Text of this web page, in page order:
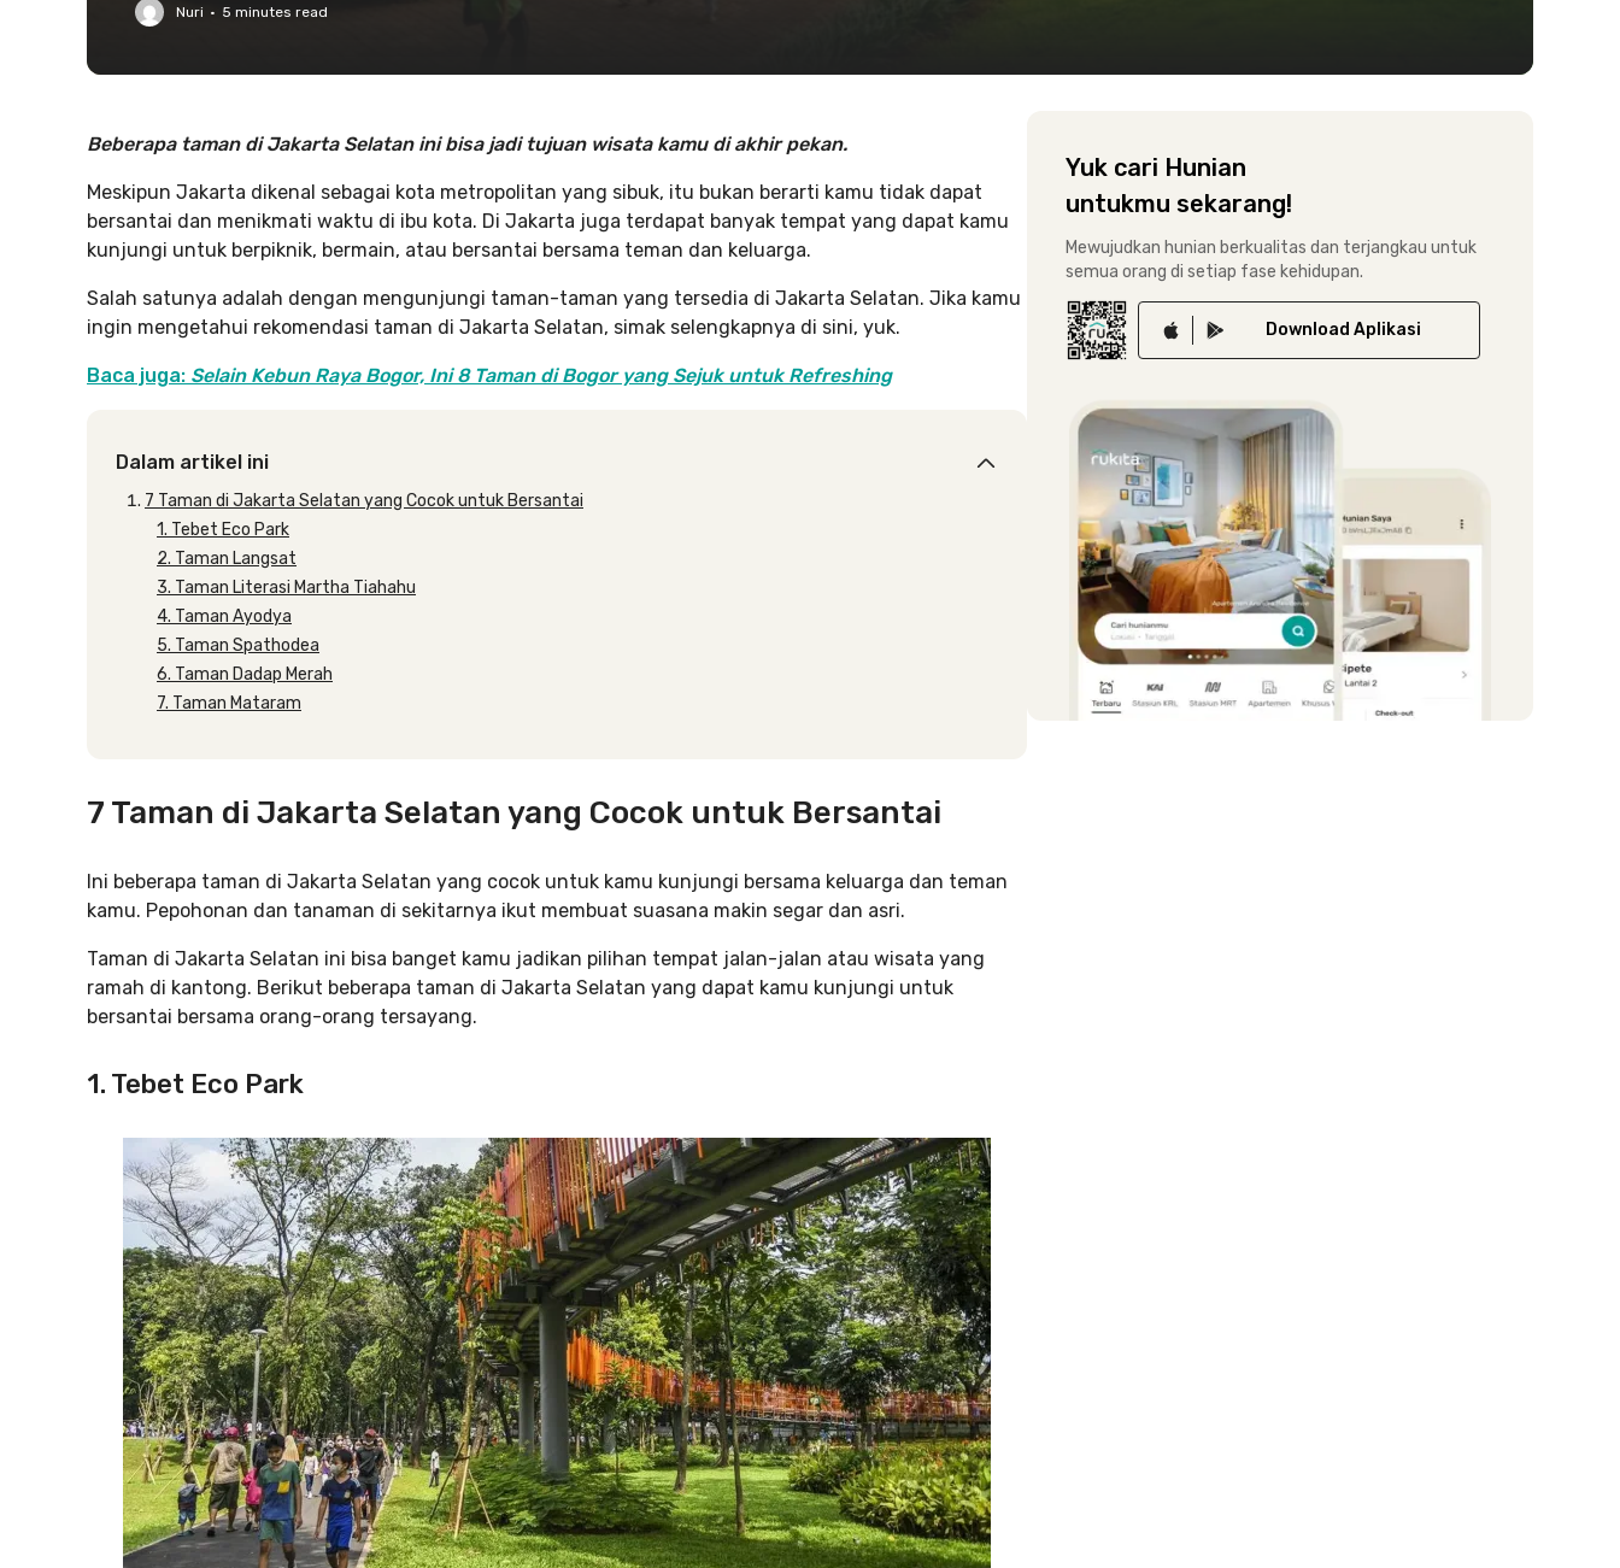
Nuri · 5 minutes read
Beberapa taman di Jakarta Selatan ini bisa jadi tujuan wisata kamu di akhir pekan.
Meskipun Jakarta dikenal sebagai kota metropolitan yang sibuk, itu bukan berarti kamu tidak dapat
bersantai dan menikmati waktu di ibu kota. Di Jakarta juga terdapat banyak tempat yang dapat kamu
kunjungi untuk berpiknik, bermain, atau bersantai bersama teman dan keluarga.
Salah satunya adalah dengan mengunjungi taman-taman yang tersedia di Jakarta Selatan. Jika kamu
ingin mengetahui rekomendasi taman di Jakarta Selatan, simak selengkapnya di sini, yuk.
Baca juga: Selain Kebun Raya Bogor, Ini 8 Taman di Bogor yang Sejuk untuk Refreshing
Dalam artikel ini
7 Taman di Jakarta Selatan yang Cocok untuk Bersantai
1. Tebet Eco Park
2. Taman Langsat
3. Taman Literasi Martha Tiahahu
4. Taman Ayodya
5. Taman Spathodea
6. Taman Dadap Merah
7. Taman Mataram
7 Taman di Jakarta Selatan yang Cocok untuk Bersantai
Ini beberapa taman di Jakarta Selatan yang cocok untuk kamu kunjungi bersama keluarga dan teman
kamu. Pepohonan dan tanaman di sekitarnya ikut membuat suasana makin segar dan asri.
Taman di Jakarta Selatan ini bisa banget kamu jadikan pilihan tempat jalan-jalan atau wisata yang
ramah di kantong. Berikut beberapa taman di Jakarta Selatan yang dapat kamu kunjungi untuk
bersantai bersama orang-orang tersayang.
1. Tebet Eco Park
Yuk cari Hunian
untukmu sekarang!
Mewujudkan hunian berkualitas dan terjangkau untuk
semua orang di setiap fase kehidupan.
Download Aplikasi